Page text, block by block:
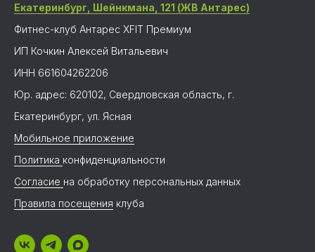
Екатеринбург, Шейнкмана, 121 (ЖВ Антарес)
Фитнес-клуб Антарес XFIT Премиум
ИП Кочкин Алексей Витальевич
ИНН 661604262206
Юр. адрес: 620102, Свердловская область, г.
Екатеринбург, ул. Ясная
Мобильное приложение
Политика конфиденциальности
Согласие на обработку персональных данных
Правила посещения клуба